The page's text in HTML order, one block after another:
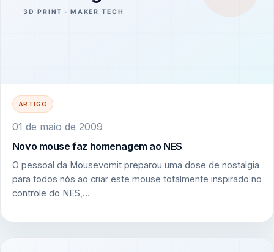
ARTIGO
01 de maio de 2009
Novo mouse faz homenagem ao NES
O pessoal da Mousevomit preparou uma dose de nostalgia
para todos nós ao criar este mouse totalmente inspirado no
controle do NES,…